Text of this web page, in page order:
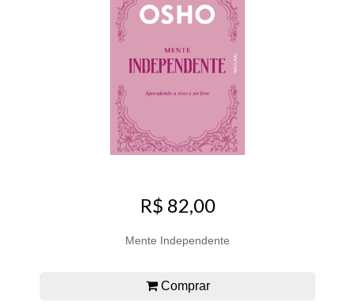
R$ 82,00
Mente Independente
Comprar